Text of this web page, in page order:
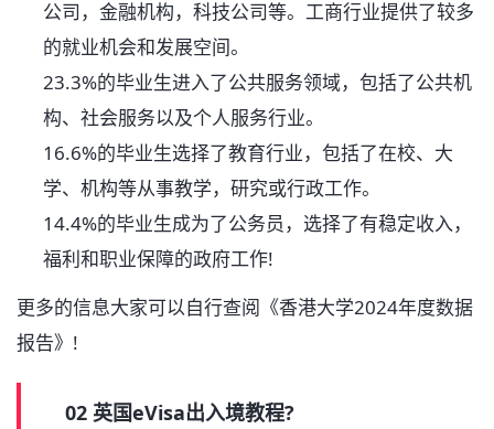
公司，金融机构，科技公司等。工商行业提供了较多
的就业机会和发展空间。
23.3%的毕业生进入了公共服务领域，包括了公共机
构、社会服务以及个人服务行业。
16.6%的毕业生选择了教育行业，包括了在校、大
学、机构等从事教学，研究或行政工作。
14.4%的毕业生成为了公务员，选择了有稳定收入，
福利和职业保障的政府工作!
更多的信息大家可以自行查阅《香港大学2024年度数据
报告》!
02 英国eVisa出入境教程?